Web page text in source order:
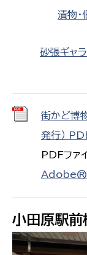
漬物・
砂張ギャ
街かど博
発行）
PDFファ
小田原駅前